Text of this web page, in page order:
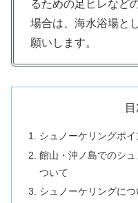
るための足ヒレなど
場合は、海水浴場と
願いします。
シュノーケリングポ
館山・沖ノ島でのシ
ついて
シュノーケリングに